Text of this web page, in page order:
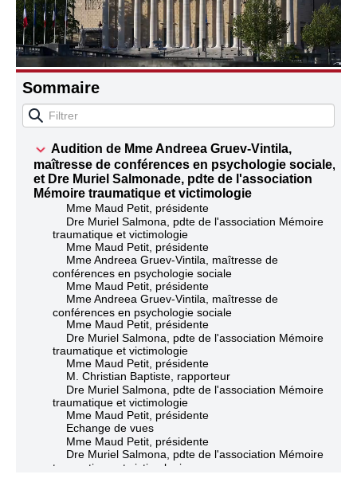
Sommaire
Audition de Mme Andreea Gruev-Vintila,
maîtresse de conférences en psychologie sociale,
et Dre Muriel Salmonade, pdte de l'association
Mémoire traumatique et victimologie
Mme Maud Petit, présidente
Dre Muriel Salmona, pdte de l'association Mémoire
traumatique et victimologie
Mme Maud Petit, présidente
Mme Andreea Gruev-Vintila, maîtresse de
conférences en psychologie sociale
Mme Maud Petit, présidente
Mme Andreea Gruev-Vintila, maîtresse de
conférences en psychologie sociale
Mme Maud Petit, présidente
Dre Muriel Salmona, pdte de l'association Mémoire
traumatique et victimologie
Mme Maud Petit, présidente
M. Christian Baptiste, rapporteur
Dre Muriel Salmona, pdte de l'association Mémoire
traumatique et victimologie
Mme Maud Petit, présidente
Echange de vues
Mme Maud Petit, présidente
Dre Muriel Salmona, pdte de l'association Mémoire
traumatique et victimologie